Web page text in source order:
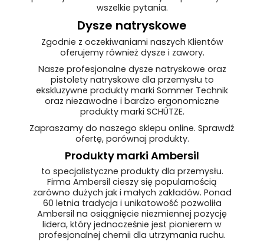
wszelkie pytania.
Dysze natryskowe
Zgodnie z oczekiwaniami naszych Klientów
oferujemy również dysze i zawory.
Nasze profesjonalne dysze natryskowe oraz
pistolety natryskowe dla przemysłu to
ekskluzywne produkty marki Sommer Technik
oraz niezawodne i bardzo ergonomiczne
produkty marki SCHÜTZE.
Zapraszamy do naszego sklepu online. Sprawdź
ofertę, porównaj produkty.
Produkty marki Ambersil
to specjalistyczne produkty dla przemysłu.
Firma Ambersil cieszy się popularnością
zarówno dużych jak i małych zakładów. Ponad
60 letnia tradycja i unikatowość pozwoliła
Ambersil na osiągnięcie niezmiennej pozycję
lidera, który jednocześnie jest pionierem w
profesjonalnej chemii dla utrzymania ruchu.